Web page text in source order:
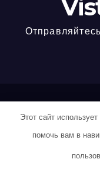
Home 006WY430
Этот сайт
помочь вам в